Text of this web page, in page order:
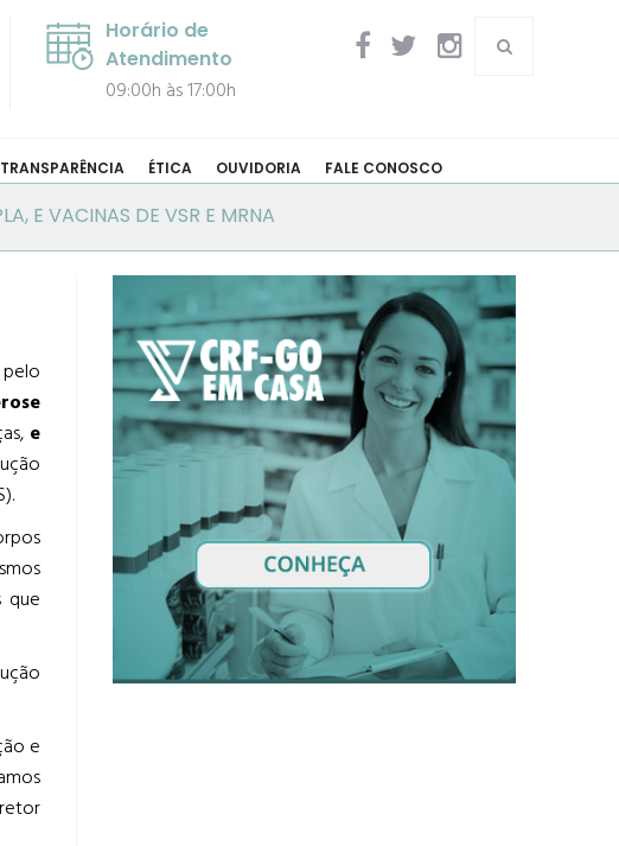
Horário de
Atendimento
09:00h às 17:00h
TRANSPARÊNCIA ÉTICA OUVIDORIA FALE CONOSCO
E VACINAS DE VSR E MRNA
e
que
e